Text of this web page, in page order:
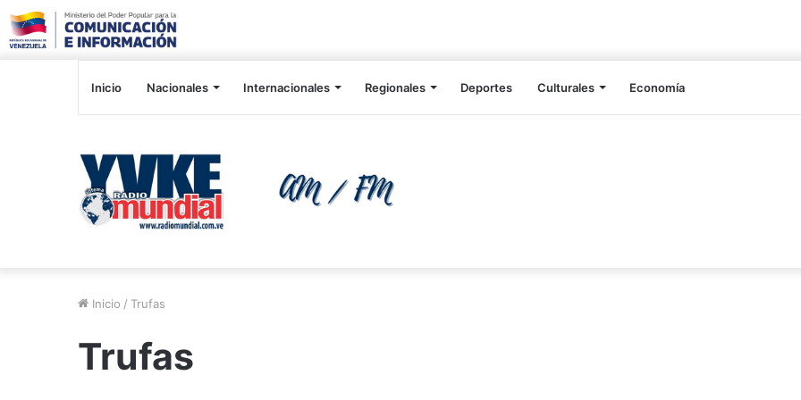
Inicio Nacionales Internacionales Regionales Deportes Culturales Economía
Inicio / Trufas
Trufas